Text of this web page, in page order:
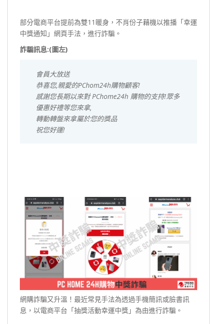
部分電商平台提前為雙11暖身，不肖份子藉機以推播「幸運
中獎通知」網頁手法，進行詐騙。
詐騙訊息:(圖左)
會員大放送
恭喜您,親愛的PChom24h購物顧客!
感謝您長期以來對 PChome24h 購物的支持!眾多
優惠好禮等您來拿,
轉動轉盤來拿屬於您的獎品
祝您好運!
網購詐騙又升溫！最近常見手法為透過手機簡訊或臉書訊
息，以電商平台「抽獎活動幸運中獎」為由進行詐騙。